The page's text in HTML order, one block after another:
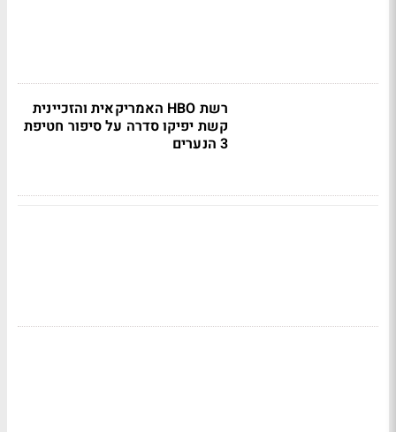
רשת HBO האמריקאית והזכיינית
קשת יפיקו סדרה על סיפור חטיפת
3 הנערים